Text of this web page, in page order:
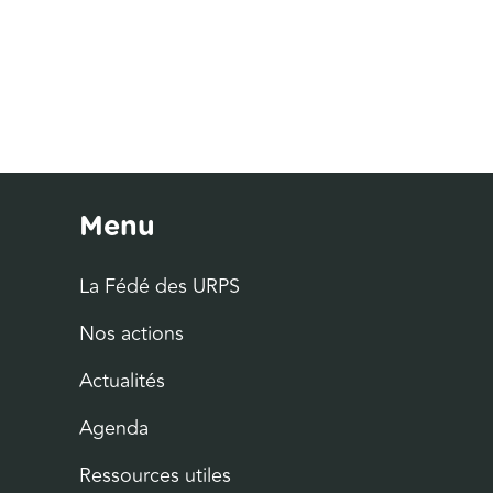
Menu
La Fédé des URPS
Nos actions
Actualités
Agenda
Ressources utiles